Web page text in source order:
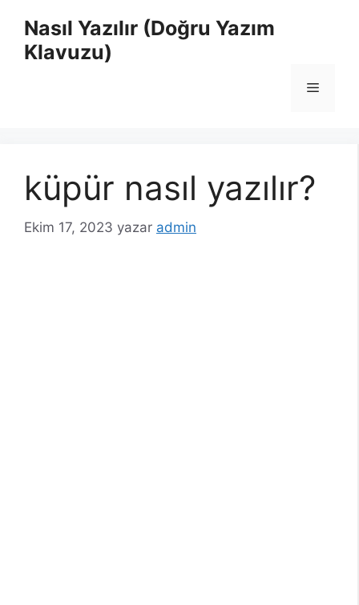
Nasıl Yazılır (Doğru Yazım
Klavuzu)
Menü
küpür nasıl yazılır?
Ekim 17, 2023 yazar admin